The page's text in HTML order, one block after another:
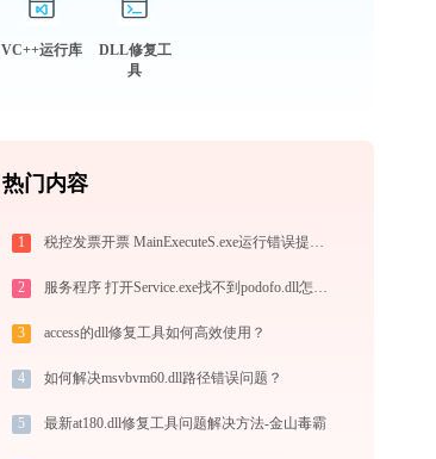
VC++运行库
DLL修复工
具
热门内容
1 税控发票开票 MainExecuteS.exe运行错误提示0xc000000d的解决办法
2 服务程序 打开Service.exe找不到podofo.dll怎么办
3 access的dll修复工具如何高效使用？
4 如何解决msvbvm60.dll路径错误问题？
5 最新at180.dll修复工具问题解决方法-金山毒霸